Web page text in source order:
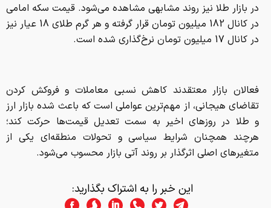
در بازار طلا نیز روند مشابهی مشاهده می‌شود. قیمت سکه امامی
در کانال 182 میلیون تومان قرار گرفته و هر گرم طلای 18 عیار نیز
در کانال 17 میلیون تومان نرخ‌گذاری شده است.
فعالان بازار معتقدند کاهش نسبی معاملات و فروکش کردن
تقاضای هیجانی، از مهم‌ترین عواملی است که باعث شده بازار ارز
و طلا در روزهای اخیر به سمت تعدیل قیمت‌ها حرکت کند؛
هرچند همچنان شرایط سیاسی و تحولات منطقه‌ای یکی از
متغیرهای اصلی اثرگذار بر روند آتی بازار محسوب می‌شود.
این خبر را به اشتراک بگذارید: